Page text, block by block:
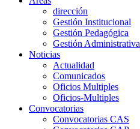
dirección
Gestión Institucional
Gestión Pedagógica
Gestión Administrativa
Noticias
Actualidad
Comunicados
Oficios Multiples
Oficios-Multiples
Convocatorias
Convocatorias CAS